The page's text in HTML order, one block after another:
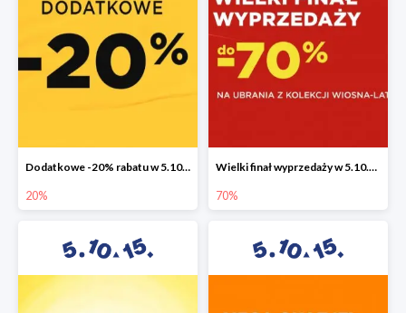
Dodatkowe -20% rabatu w 5.10.15
20%
Wielki finał wyprzedaży w 5.10.15 do -70%
70%